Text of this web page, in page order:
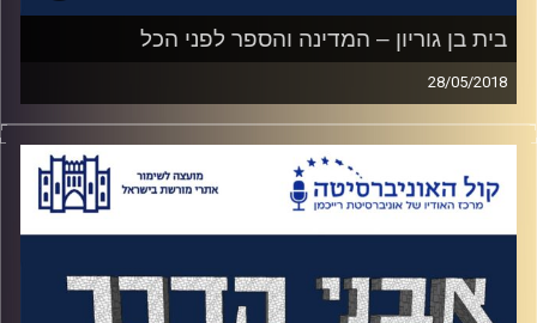
בית בן גוריון – המדינה והספר לפני הכל
28/05/2018
האזינו לאורי טולידאנו מראיין את רונה אניב על
חייו הפרטיים של בן גוריון. איך הכשיר את עצמו
להיות אחד המצביאים החשובים ביותר
בהיסטוריה של ישראל מבלי שהשתתף מעולם
הצליח לתפקד גם כאיש משפחה? ומה ניתן